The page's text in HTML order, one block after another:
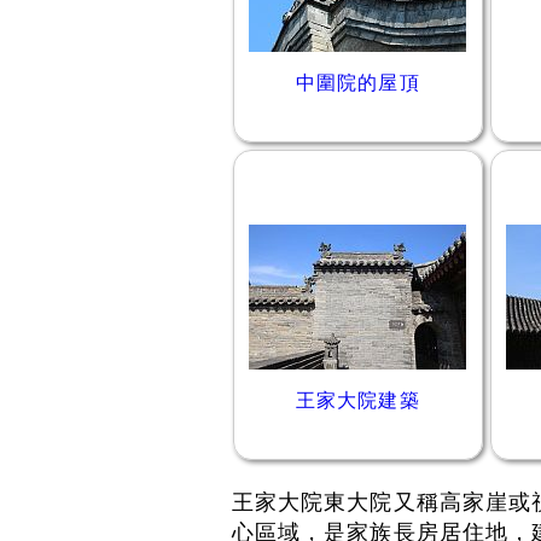
中圍院的屋頂
王家大院建築
王家大院東大院又稱高家崖
心區域，是家族長房居住地